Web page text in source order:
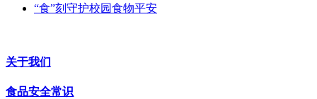
“食”刻守护校园食物平安
关于我们
食品安全常识